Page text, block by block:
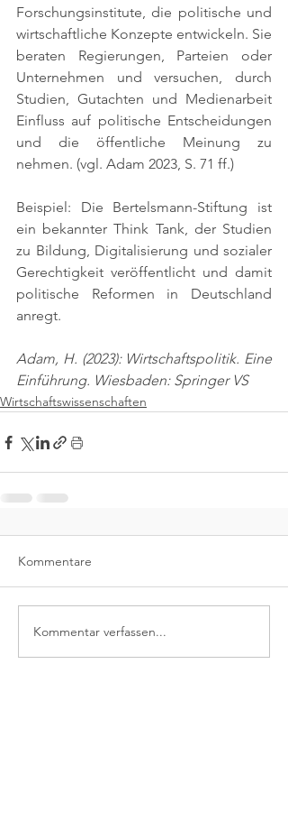
Forschungsinstitute, die politische und
wirtschaftliche Konzepte entwickeln. Sie
beraten Regierungen, Parteien oder
Unternehmen und versuchen, durch
Studien, Gutachten und Medienarbeit
Einfluss auf politische Entscheidungen
und die öffentliche Meinung zu
nehmen. (vgl. Adam 2023, S. 71 ff.)
Beispiel: Die Bertelsmann-Stiftung ist
ein bekannter Think Tank, der Studien
zu Bildung, Digitalisierung und sozialer
Gerechtigkeit veröffentlicht und damit
politische Reformen in Deutschland
anregt.
Adam, H. (2023): Wirtschaftspolitik. Eine
Einführung. Wiesbaden: Springer VS
Wirtschaftswissenschaften
Kommentare
Kommentar verfassen...